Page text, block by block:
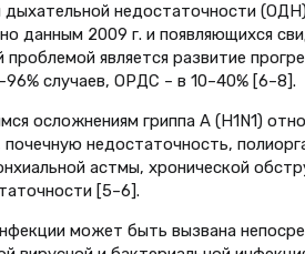
дыхательной недостаточности
данным 2009 г. и появляющихся
является развитие
случаев, ОРДС – в 10–40% [6–8].
осложнениям гриппа A (H1N1)
недостаточность,
астмы, хронической
[5–6].
может быть вызвана